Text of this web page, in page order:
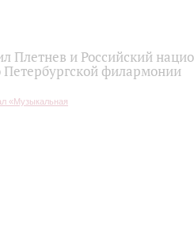
Плетнев и Российский
филармонии